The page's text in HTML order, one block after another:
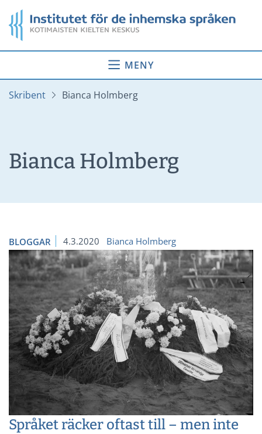
till
innehåll
Startsida
MENY
Skribent Bianca Holmberg
Bianca Holmberg
BLOGGAR 4.3.2020 Bianca Holmberg
Språket räcker oftast till – men inte